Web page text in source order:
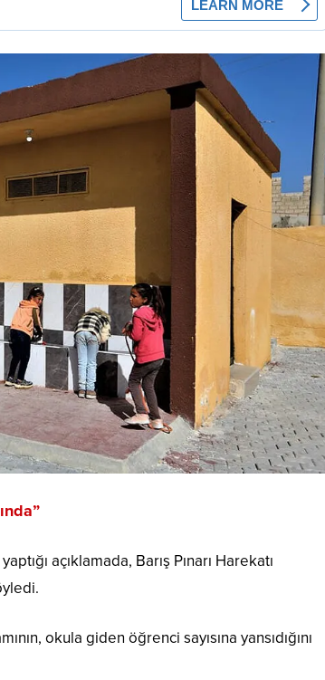
açıklamada, Barış Pınarı Harekatı
okula giden öğrenci sayısına yansıdığını